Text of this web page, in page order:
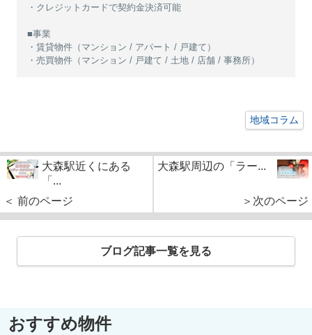
・クレジットカードで契約金決済可能
■事業
・賃貸物件（マンション / アパート / 戸建て）
・売買物件（マンション / 戸建て / 土地 / 店舗 / 事務所）
地域コラム
大森駅近くにある
「...
＜ 前のページ
大森駅周辺の「ラー...
＞次のページ
ブログ記事一覧を見る
おすすめ物件